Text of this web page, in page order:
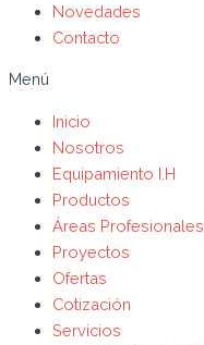
Novedades
Contacto
Menú
Inicio
Nosotros
Equipamiento I.H
Productos
Áreas Profesionales
Proyectos
Ofertas
Cotización
Servicios